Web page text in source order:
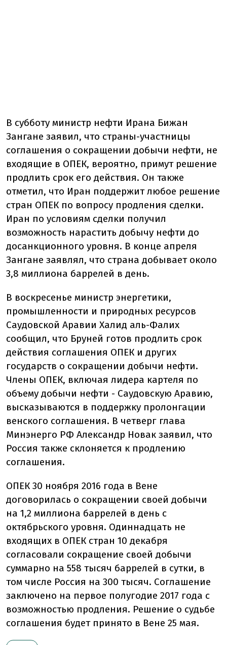
В субботу министр нефти Ирана Бижан
Зангане заявил, что страны-участницы
соглашения о сокращении добычи нефти, не
входящие в ОПЕК, вероятно, примут решение
продлить срок его действия. Он также
отметил, что Иран поддержит любое решение
стран ОПЕК по вопросу продления сделки.
Иран по условиям сделки получил
возможность нарастить добычу нефти до
досанкционного уровня. В конце апреля
Зангане заявлял, что страна добывает около
3,8 миллиона баррелей в день.
В воскресенье министр энергетики,
промышленности и природных ресурсов
Саудовской Аравии Халид аль-Фалих
сообщил, что Бруней готов продлить срок
действия соглашения ОПЕК и других
государств о сокращении добычи нефти.
Члены ОПЕК, включая лидера картеля по
объему добычи нефти - Саудовскую Аравию,
высказываются в поддержку пролонгации
венского соглашения. В четверг глава
Минэнерго РФ Александр Новак заявил, что
Россия также склоняется к продлению
соглашения.
ОПЕК 30 ноября 2016 года в Вене
договорилась о сокращении своей добычи
на 1,2 миллиона баррелей в день с
октябрьского уровня. Одиннадцать не
входящих в ОПЕК стран 10 декабря
согласовали сокращение своей добычи
суммарно на 558 тысяч баррелей в сутки, в
том числе Россия на 300 тысяч. Соглашение
заключено на первое полугодие 2017 года с
возможностью продления. Решение о судьбе
соглашения будет принято в Вене 25 мая.